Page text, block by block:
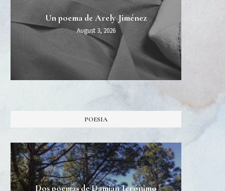
Un poema de Arely Jiménez
August 3, 2026
POESIA
Dos poemas de Damián Jerónimo